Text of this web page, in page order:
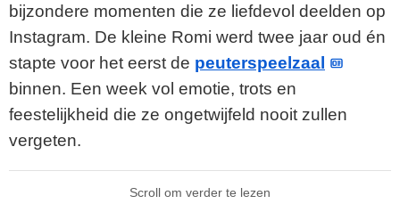
bijzondere momenten die ze liefdevol deelden op
Instagram. De kleine Romi werd twee jaar oud én
stapte voor het eerst de peuterspeelzaal
binnen. Een week vol emotie, trots en
feestelijkheid die ze ongetwijfeld nooit zullen
vergeten.
Scroll om verder te lezen